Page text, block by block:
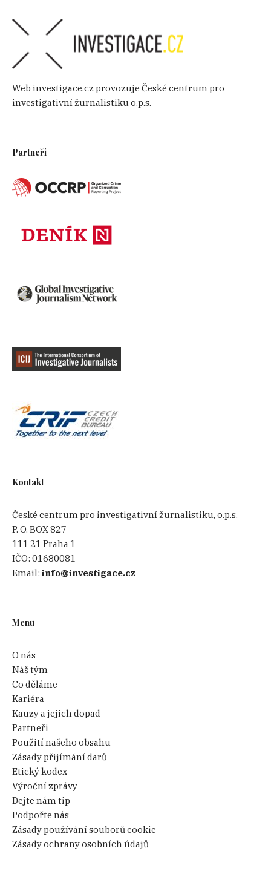
Web investigace.cz provozuje České centrum pro
investigativní žurnalistiku o.p.s.
Partneři
Kontakt
České centrum pro investigativní žurnalistiku, o.p.s.
P. O. BOX 827
111 21 Praha 1
IČO:01680081
Email:info@investigace.cz
Menu
O nás
Náš tým
Co děláme
Kariéra
Kauzy a jejich dopad
Partneři
Použití našeho obsahu
Zásady přijímání darů
Etický kodex
Výroční zprávy
Dejte nám tip
Podpořte nás
Zásady používání souborů cookie
Zásady ochrany osobních údajů